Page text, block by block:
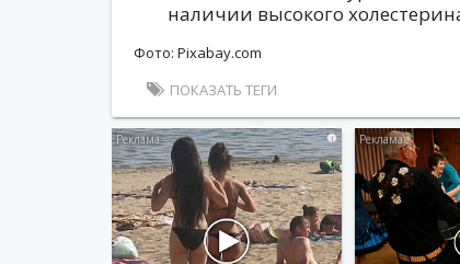
наличии высокого
Фото: Pixabay.com
ПОКАЗАТЬ ТЕГИ
i